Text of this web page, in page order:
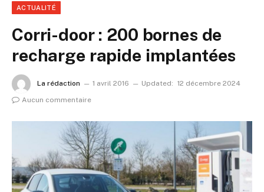
ACTUALITÉ
Corri-door : 200 bornes de
recharge rapide implantées
La rédaction 1 avril 2016 Updated: 12 décembre 2024
Aucun commentaire